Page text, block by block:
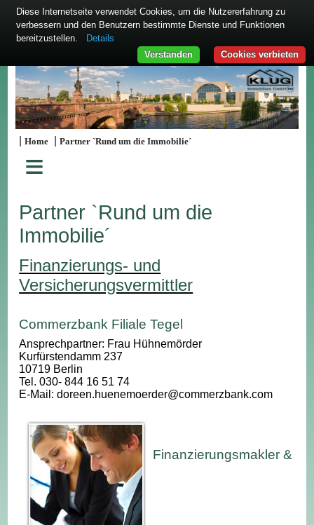
|Home |Partner `Rund um die Immobilie´
≡
Partner `Rund um die
Immobilie´
Finanzierungs- und
Versicherungsvermittler
Commerzbank Filiale Tegel
Ansprechpartner: Frau Hühnemörder
Kurfürstendamm 237
10719 Berlin
Tel. 030- 844 16 51 74
E-Mail: doreen.huenemoerder@commerzbank.com
Finanzierungsmakler &
Diese Internetseite verwendet Cookies, um die Nutzererfahrung zu
verbessern und den Benutzern bestimmte Dienste und Funktionen
bereitzustellen.
Details
Cookies verbieten
Verstanden